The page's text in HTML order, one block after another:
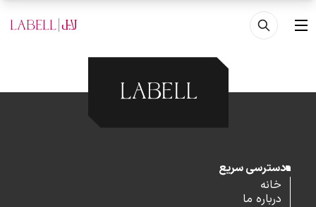
رفتن به محتوای اصلی
منو
دسترسی سریع
خانه
درباره ما